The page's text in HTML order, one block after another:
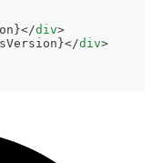
}</div>
}</div>